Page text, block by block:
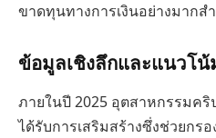
ขาดทุนทางการเงินอย่างมาก
ข้อมูลเชิงลึกและแนวโ
ภายในปี 2025 อุตสาหกรรมค
ได้รับการเสริมสร้างซึ่งช่วยกร